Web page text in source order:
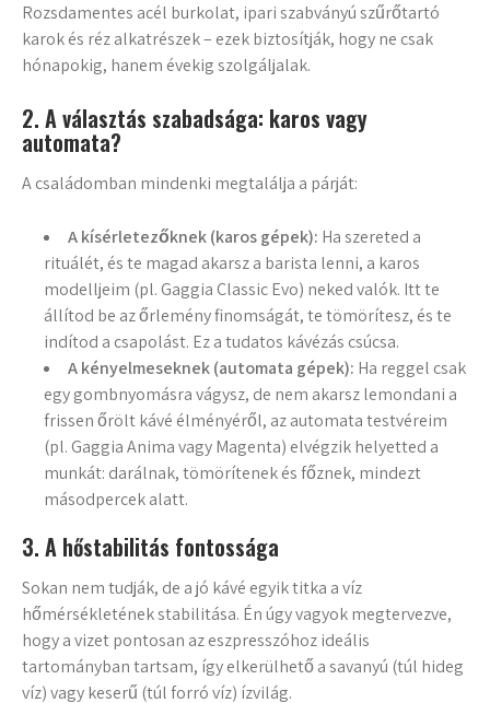
Rozsdamentes acél burkolat, ipari szabványú szűrőtartó
karok és réz alkatrészek – ezek biztosítják, hogy ne csak
hónapokig, hanem évekig szolgáljalak.
2. A választás szabadsága: karos vagy
automata?
A családomban mindenki megtalálja a párját:
A kísérletezőknek (karos gépek): Ha szereted a
rituálét, és te magad akarsz a barista lenni, a karos
modelljeim (pl. Gaggia Classic Evo) neked valók. Itt te
állítod be az őrlemény finomságát, te tömörítesz, és te
indítod a csapolást. Ez a tudatos kávézás csúcsa.
A kényelmeseknek (automata gépek): Ha reggel csak
egy gombnyomásra vágysz, de nem akarsz lemondani a
frissen őrölt kávé élményéről, az automata testvéreim
(pl. Gaggia Anima vagy Magenta) elvégzik helyetted a
munkát: darálnak, tömörítenek és főznek, mindezt
másodpercek alatt.
3. A hőstabilitás fontossága
Sokan nem tudják, de a jó kávé egyik titka a víz
hőmérsékletének stabilitása. Én úgy vagyok megtervezve,
hogy a vizet pontosan az eszpresszóhoz ideális
tartományban tartsam, így elkerülhető a savanyú (túl hideg
víz) vagy keserű (túl forró víz) ízvilág.